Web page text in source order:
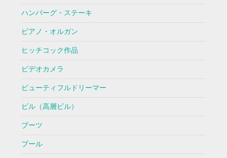
ハンバーグ・ステーキ
ピアノ・オルガン
ヒッチコック作品
ビデオカメラ
ビューティフルドリーマー
ビル（高層ビル）
ブーツ
プール